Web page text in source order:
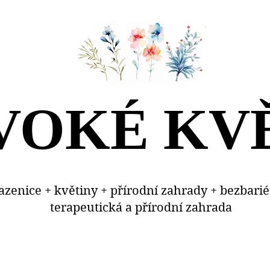
+ květiny + přírodní zahrady +
terapeutická a přírodní zahrada